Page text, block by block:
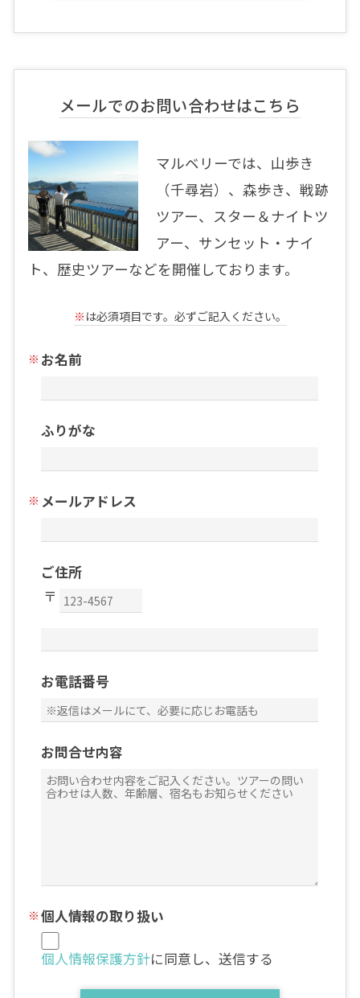
メールでのお問い合わせはこちら
マルベリーでは、山歩き
（千尋岩）、森歩き、戦跡
ツアー、スター＆ナイトツ
アー、サンセット・ナイ
ト、歴史ツアーなどを開催しております。
※ は必須項目です。必ずご記入ください。
お名前
ふりがな
メールアドレス
ご住所
お電話番号
お問合せ内容
個人情報の取り扱い
個人情報保護方針に同意し、送信する